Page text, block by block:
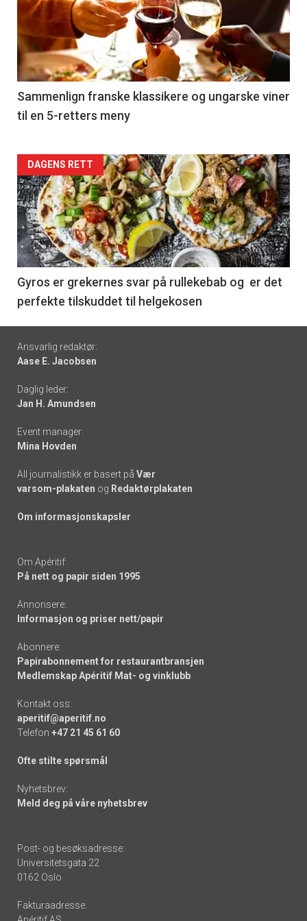
akkurat
nå
-
5
Sammenlign franske klassikere og ungarske viner
til en 5-retters meny
Forsiden
akkurat
nå
-
6
DAGENS RETT
Gyros er grekernes svar på rullekebab og er det
perfekte tilskuddet til helgekosen
Footer
-
links
Ansvarlig redaktør:
Aase E. Jacobsen
Daglig leder:
Jan H. Amundsen
Event manager:
Mina Hovden
All journalistikk er basert på Vær
varsom-plakaten og Redaktørplakaten
Om informasjonskapsler
Om Apéritif:
På nett og papir siden 1995
Annonsere:
Informasjon og priser nett/papir
Abonnere:
Papirabonnement for restaurantbransjen
Medlemskap Apéritif Mat- og vinklubb
Kontakt oss:
aperitif@aperitif.no
Telefon +47 21 45 61 60
Ofte stilte spørsmål
Nyhetsbrev:
Meld deg på våre nyhetsbrev
Post- og besøksadresse:
Universitetsgata 22
0162 Oslo
Fakturaadresse: